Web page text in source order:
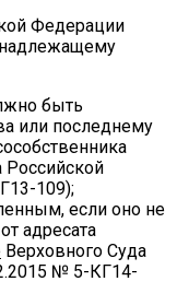
Федерации
быть
или последнему
Российской
109);
если оно не
адресата
Верховного Суда
№ 5-КГ14-